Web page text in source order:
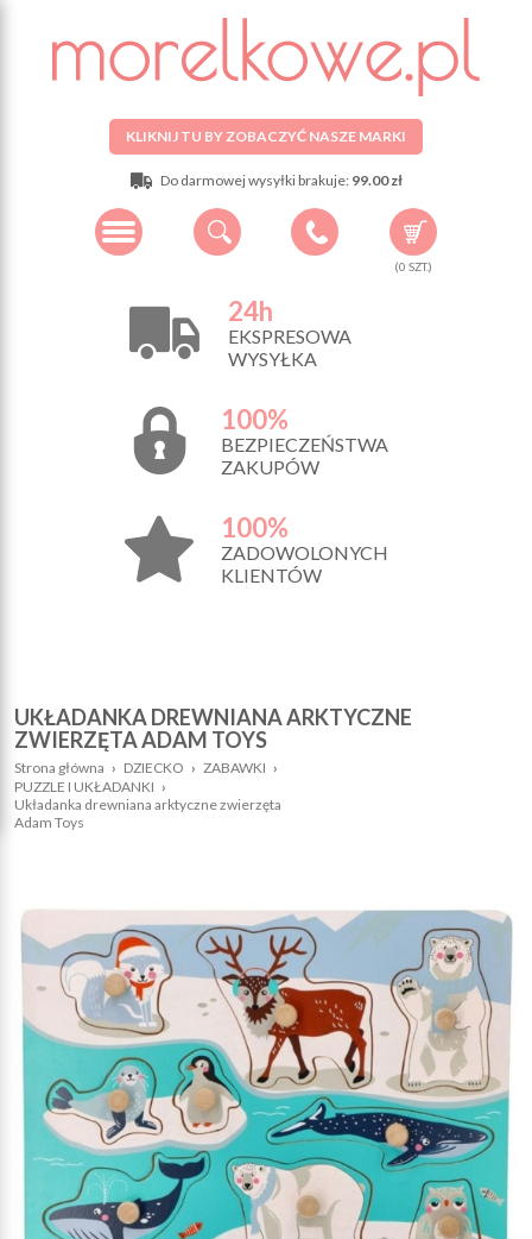
KLIKNIJ TU BY ZOBACZYĆ NASZE MARKI
Do darmowej wysyłki brakuje: 99.00 zł
(0 SZT.)
24h
EKSPRESOWA
WYSYŁKA
100%
BEZPIECZEŃSTWA
ZAKUPÓW
100%
ZADOWOLONYCH
KLIENTÓW
UKŁADANKA DREWNIANA ARKTYCZNE
ZWIERZĘTA ADAM TOYS
Strona główna › DZIECKO › ZABAWKI ›
PUZZLE I UKŁADANKI ›
Układanka drewniana arktyczne zwierzęta
Adam Toys